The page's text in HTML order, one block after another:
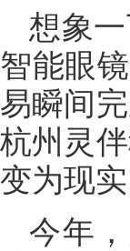
想象
智能眼
易瞬间
杭州灵
变为现实
今年